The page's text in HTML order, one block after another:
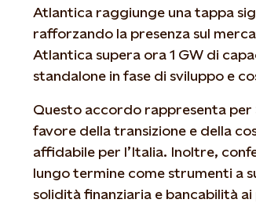
Atlantica raggiunge una tappa
rafforzando la presenza sul
Atlantica supera ora 1 GW di
standalone in fase di sviluppo e
Questo accordo rappresenta
favore della transizione e della
affidabile per l’Italia. Inoltre,
lungo termine come strumenti a
solidità finanziaria e bancabilità